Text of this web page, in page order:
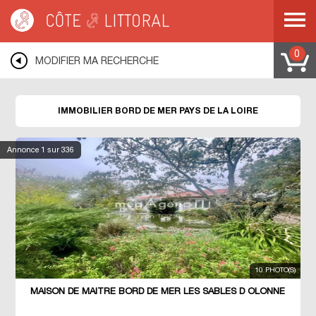
MODIFIER MA RECHERCHE
0
Annonce 1 sur 336
IMMOBILIER BORD DE MER PAYS DE LA LOIRE
10 PHOTO(S)
MAISON DE MAÎTRE BORD DE MER LES SABLES D OLONNE